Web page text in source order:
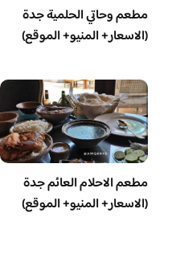
مطعم وحاتي الحلمية جدة
(الاسعار+ المنيو+ الموقع)
مطعم الاحلام العائم جدة
(الاسعار+ المنيو+ الموقع)